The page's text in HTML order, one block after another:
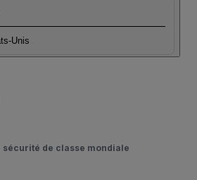
Unis
sécurité de classe mondiale